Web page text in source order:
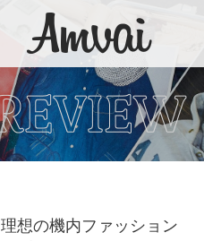
理想の機内ファッション